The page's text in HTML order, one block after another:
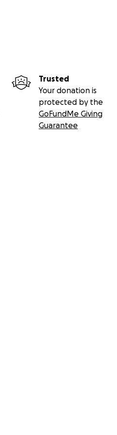
Trusted
Your donation is
protected by the
GoFundMe Giving
Guarantee